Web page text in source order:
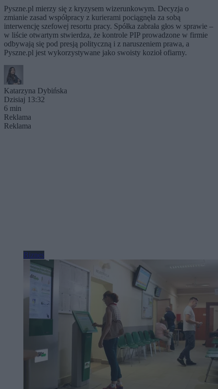
Pyszne.pl mierzy się z kryzysem wizerunkowym. Decyzja o
zmianie zasad współpracy z kurierami pociągnęła za sobą
interwencję szefowej resortu pracy. Spółka zabrała głos w sprawie –
w liście otwartym stwierdza, że kontrole PIP prowadzone w firmie
odbywają się pod presją polityczną i z naruszeniem prawa, a
Pyszne.pl jest wykorzystywane jako swoisty kozioł ofiarny.
Katarzyna Dybińska
Dzisiaj 13:32
6 min
Reklama
Reklama
Biznes